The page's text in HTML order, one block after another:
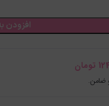
افزودن
تومان